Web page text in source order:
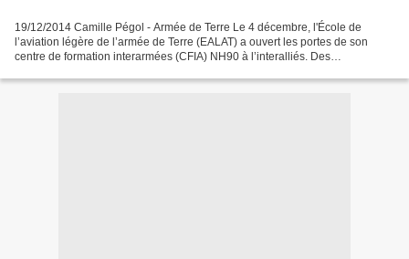
19/12/2014 Camille Pégol - Armée de Terre Le 4 décembre, l'École de
l’aviation légère de l’armée de Terre (EALAT) a ouvert les portes de son
centre de formation interarmées (CFIA) NH90 à l’interalliés. Des